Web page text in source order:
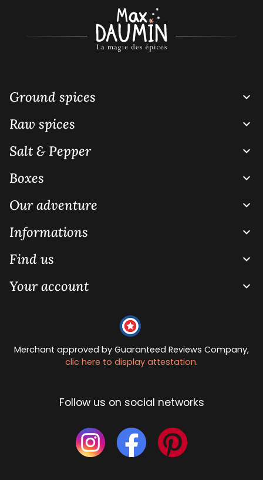
Ground spices 
Raw spices 
Salt & Pepper 
Boxes 
Our adventure 
Informations 
Find us 
Your account 
Merchant approved by Guaranteed Reviews Company,
clic here to display attestation.
Follow us on social networks